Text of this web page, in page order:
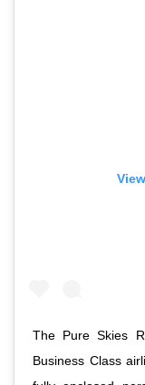
The Pure Skies
Business Class